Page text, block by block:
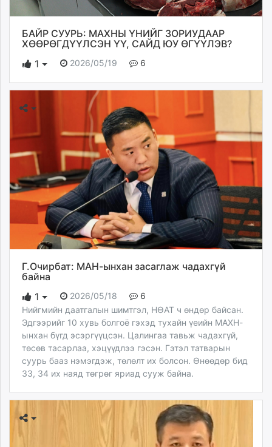
БАЙР СУУРЬ: МАХНЫ ҮНИЙГ ЗОРИУДААР
ХӨӨРӨГДҮҮЛСЭН ҮҮ, САЙД ЮУ ӨГҮҮЛЭВ?
1
2026/05/19 6
Г.Очирбат: МАН-ынхан засаглаж чадахгүй
байна
1
2026/05/18
6
Нийгмийн даатгалын шимтгэл, НӨАТ ч өндөр байсан.
Эдгээрийг 10 хувь болгоё гэхэд тухайн үеийн МАХН-
ынхан бүгд эсэргүүцсэн. Цалингаа тавьж чадахгүй,
төсөв тасарлаа, хэцүүдлээ гэсэн. Гэтэл татварын
суурь бааз нэмэгдэж, төлөлт их болсон. Өнөөдөр бид
33, 34 их наяд төгрөг яриад сууж байна.